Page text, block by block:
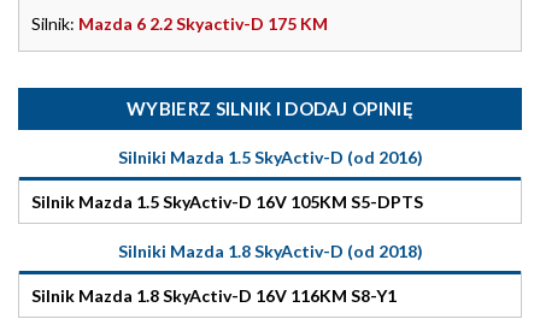
Silnik: Mazda 6 2.2 Skyactiv-D 175 KM
WYBIERZ SILNIK I DODAJ OPINIĘ
Silniki Mazda 1.5 SkyActiv-D (od 2016)
Silnik Mazda 1.5 SkyActiv-D 16V 105KM S5-DPTS
Silniki Mazda 1.8 SkyActiv-D (od 2018)
Silnik Mazda 1.8 SkyActiv-D 16V 116KM S8-Y1